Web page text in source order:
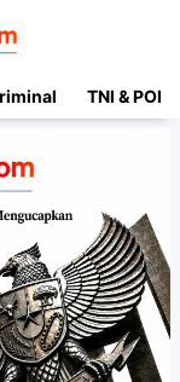
TNI &